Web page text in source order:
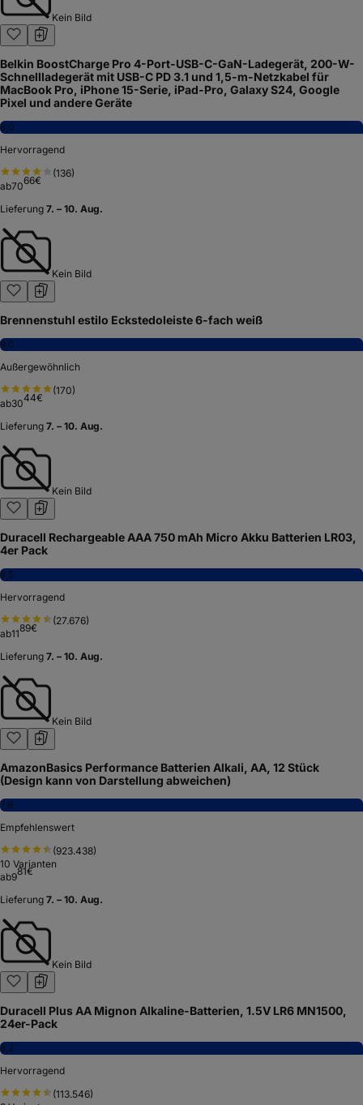
Kein Bild
Belkin BoostCharge Pro 4-Port-USB-C-GaN-Ladegerät, 200-W-
Schnellladegerät mit USB-C PD 3.1 und 1,5-m-Netzkabel für
MacBook Pro, iPhone 15-Serie, iPad-Pro, Galaxy S24, Google
Pixel und andere Geräte
8,0
Hervorragend
(136)
ab7066€
Lieferung 7. – 10. Aug.
Kein Bild
Brennenstuhl estilo Eckstedoleiste 6-fach weiß
9,0
Außergewöhnlich
(170)
ab3044€
Lieferung 7. – 10. Aug.
Kein Bild
Duracell Rechargeable AAA 750 mAh Micro Akku Batterien LR03,
4er Pack
8,5
Hervorragend
(27.676)
ab1189€
Lieferung 7. – 10. Aug.
Kein Bild
AmazonBasics Performance Batterien Alkali, AA, 12 Stück
(Design kann von Darstellung abweichen)
7,8
Empfehlenswert
(923.438)
10 Varianten
ab981€
Lieferung 7. – 10. Aug.
Kein Bild
Duracell Plus AA Mignon Alkaline-Batterien, 1.5V LR6 MN1500,
24er-Pack
8,2
Hervorragend
(113.546)